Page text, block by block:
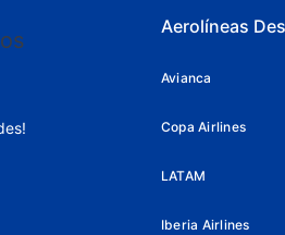
Aerolíneas
Avianca
Copa Airlines
LATAM
Iberia Airlines